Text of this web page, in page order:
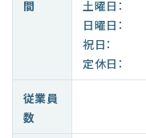
間
土曜日：
日曜日：
祝日：
定休日：
従業員
数